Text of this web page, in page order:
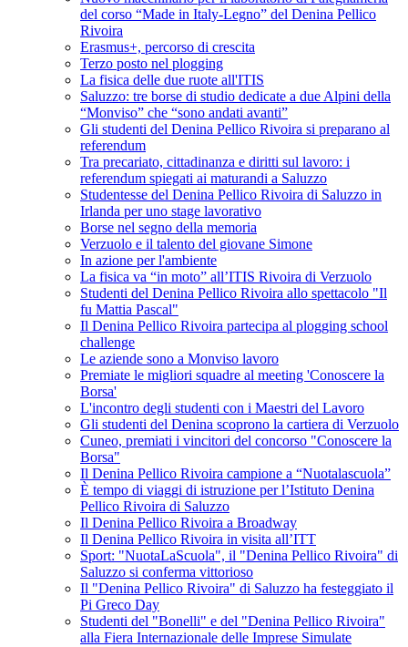
del corso “Made in Italy-Legno” del Denina Pellico
Rivoira
Erasmus+, percorso di crescita
Terzo posto nel plogging
La fisica delle due ruote all'ITIS
Saluzzo: tre borse di studio dedicate a due Alpini della
“Monviso” che “sono andati avanti”
Gli studenti del Denina Pellico Rivoira si preparano al
referendum
Tra precariato, cittadinanza e diritti sul lavoro: i
referendum spiegati ai maturandi a Saluzzo
Studentesse del Denina Pellico Rivoira di Saluzzo in
Irlanda per uno stage lavorativo
Borse nel segno della memoria
Verzuolo e il talento del giovane Simone
In azione per l'ambiente
La fisica va “in moto” all’ITIS Rivoira di Verzuolo
Studenti del Denina Pellico Rivoira allo spettacolo "Il
fu Mattia Pascal"
Il Denina Pellico Rivoira partecipa al plogging school
challenge
Le aziende sono a Monviso lavoro
Premiate le migliori squadre al meeting 'Conoscere la
Borsa'
L'incontro degli studenti con i Maestri del Lavoro
Gli studenti del Denina scoprono la cartiera di Verzuolo
Cuneo, premiati i vincitori del concorso "Conoscere la
Borsa"
Il Denina Pellico Rivoira campione a “Nuotalascuola”
È tempo di viaggi di istruzione per l’Istituto Denina
Pellico Rivoira di Saluzzo
Il Denina Pellico Rivoira a Broadway
Il Denina Pellico Rivoira in visita all’ITT
Sport: "NuotaLaScuola", il "Denina Pellico Rivoira" di
Saluzzo si conferma vittorioso
Il "Denina Pellico Rivoira" di Saluzzo ha festeggiato il
Pi Greco Day
Studenti del "Bonelli" e del "Denina Pellico Rivoira"
alla Fiera Internazionale delle Imprese Simulate